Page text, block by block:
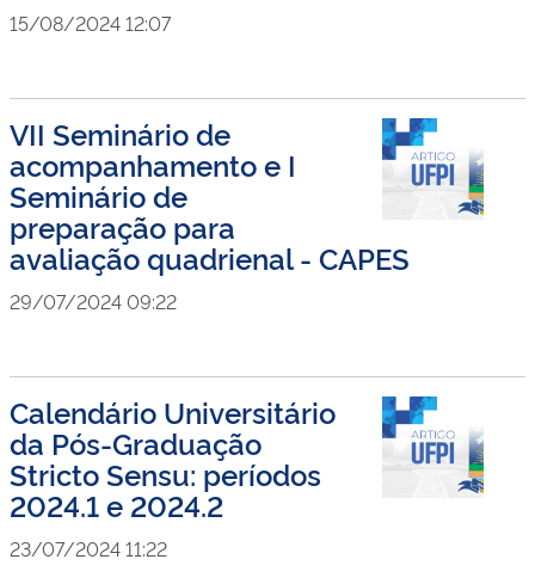
15/08/2024 12:07
VII Seminário de
acompanhamento e I
Seminário de
preparação para
avaliação quadrienal - CAPES
29/07/2024 09:22
Calendário Universitário
da Pós-Graduação
Stricto Sensu: períodos
2024.1 e 2024.2
23/07/2024 11:22